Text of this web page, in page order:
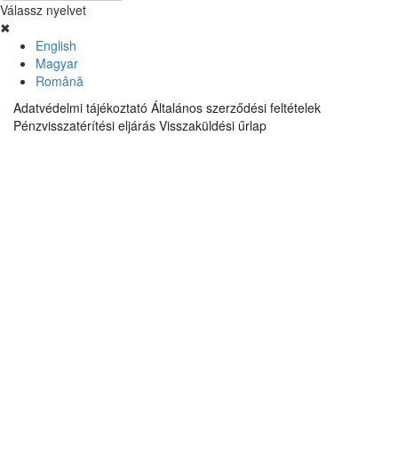
Válassz nyelvet
✖
English
Magyar
Română
Adatvédelmi tájékoztató Általános szerződési feltételek
Pénzvisszatérítési eljárás Visszaküldési űrlap